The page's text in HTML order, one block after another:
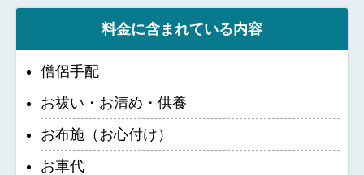
料金に含まれている内容
僧侶手配
お祓い・お清め・供養
お布施（お心付け）
お車代